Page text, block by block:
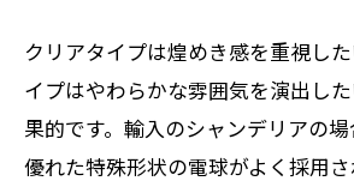
クリアタイプは煌めき感を重視し
イプはやわらかな雰囲気を演出し
果的です。輸入のシャンデリアの
優れた特殊形状の電球がよく採用さ